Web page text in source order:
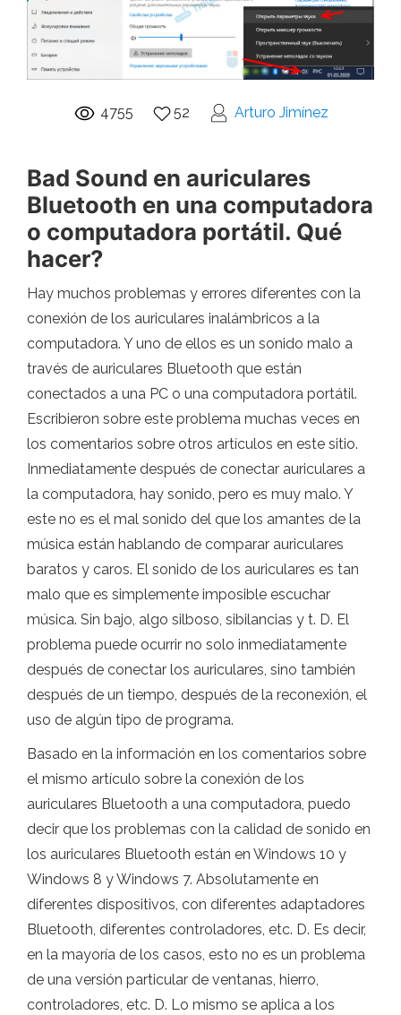
4755 52 Arturo Jimínez
Bad Sound en auriculares
Bluetooth en una computadora
o computadora portátil. Qué
hacer?
Hay muchos problemas y errores diferentes con la
conexión de los auriculares inalámbricos a la
computadora. Y uno de ellos es un sonido malo a
través de auriculares Bluetooth que están
conectados a una PC o una computadora portátil.
Escribieron sobre este problema muchas veces en
los comentarios sobre otros artículos en este sitio.
Inmediatamente después de conectar auriculares a
la computadora, hay sonido, pero es muy malo. Y
este no es el mal sonido del que los amantes de la
música están hablando de comparar auriculares
baratos y caros. El sonido de los auriculares es tan
malo que es simplemente imposible escuchar
música. Sin bajo, algo silboso, sibilancias y t. D. El
problema puede ocurrir no solo inmediatamente
después de conectar los auriculares, sino también
después de un tiempo, después de la reconexión, el
uso de algún tipo de programa.
Basado en la información en los comentarios sobre
el mismo artículo sobre la conexión de los
auriculares Bluetooth a una computadora, puedo
decir que los problemas con la calidad de sonido en
los auriculares Bluetooth están en Windows 10 y
Windows 8 y Windows 7. Absolutamente en
diferentes dispositivos, con diferentes adaptadores
Bluetooth, diferentes controladores, etc. D. Es decir,
en la mayoría de los casos, esto no es un problema
de una versión particular de ventanas, hierro,
controladores, etc. D. Lo mismo se aplica a los